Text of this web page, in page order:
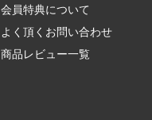
会員特典について
よく頂くお問い合わせ
商品レビュー一覧